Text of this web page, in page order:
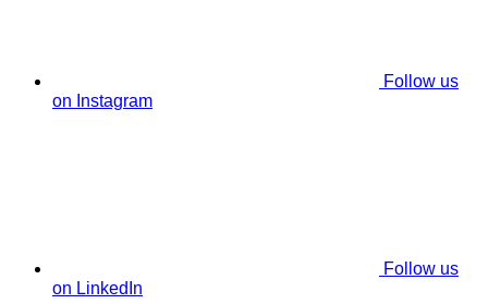
Follow us
on Instagram
Follow us
on LinkedIn